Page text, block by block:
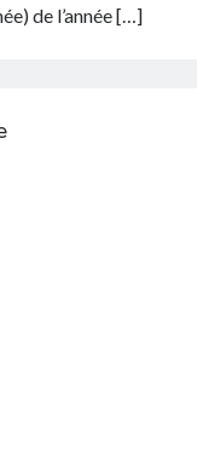
de l’année […]